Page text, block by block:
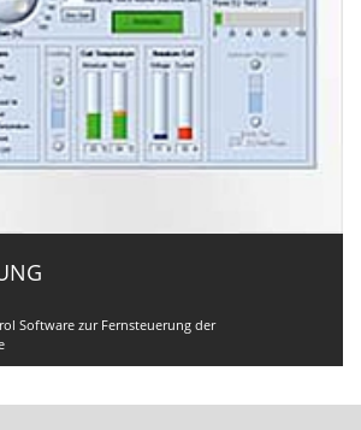
Software zur Fernsteuerung der